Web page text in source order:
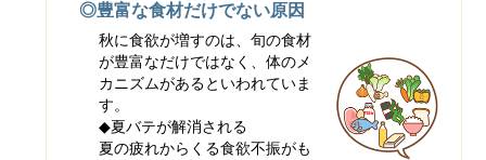
◎豊富な食材だけでない原因
秋に食欲が増すのは、旬の食材
が豊富なだけではなく、体のメ
カニズムがあるといわれていま
す。
◆夏バテが解消される
夏の疲れからくる食欲不振がも